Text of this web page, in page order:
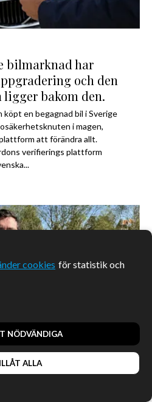
bilmarknad har
och den
bakom den.
köpt en begagnad bil i Sverige
i magen,
att förändra allt.
verifierings plattform
sålda enheter tar
cookies för statistik och
NÖDVÄNDIGA
ALLA